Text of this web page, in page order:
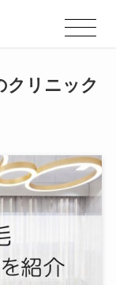
クリニック